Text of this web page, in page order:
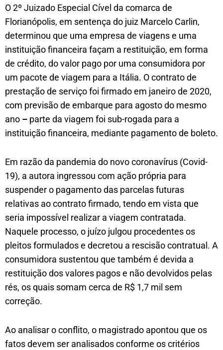
O 2º Juizado Especial Cível da comarca de
Florianópolis, em sentença do juiz Marcelo Carlin,
determinou que uma empresa de viagens e uma
instituição financeira façam a restituição, em forma
de crédito, do valor pago por uma consumidora por
um pacote de viagem para a Itália. O contrato de
prestação de serviço foi firmado em janeiro de 2020,
com previsão de embarque para agosto do mesmo
ano – parte da viagem foi sub-rogada para a
instituição financeira, mediante pagamento de boleto.
Em razão da pandemia do novo coronavírus (Covid-
19), a autora ingressou com ação própria para
suspender o pagamento das parcelas futuras
relativas ao contrato firmado, tendo em vista que
seria impossível realizar a viagem contratada.
Naquele processo, o juízo julgou procedentes os
pleitos formulados e decretou a rescisão contratual. A
consumidora sustentou que também é devida a
restituição dos valores pagos e não devolvidos pelas
rés, os quais somam cerca de R$ 1,7 mil sem
correção.
Ao analisar o conflito, o magistrado apontou que os
fatos devem ser analisados conforme os critérios